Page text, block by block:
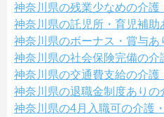
神奈川県の残業少なめの介護
神奈川県の託児所・育児補助
神奈川県のボーナス・賞与あ
神奈川県の社会保険完備の介
神奈川県の交通費支給の介護
神奈川県の退職金制度ありの
神奈川県の4月入職可の介護